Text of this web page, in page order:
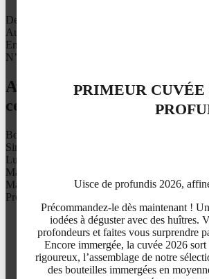
PRIMEUR CUVÉE
Uisce de profundis 2026,
Précommandez-le dès maintenant !
iodées à déguster avec des huîtres.
profondeurs et faites vous surprendre
Encore immergée, la cuvée 2026
rigoureux, l’assemblage de notre
des bouteilles immergées en
Devant un beau jardin, pour accompagner
Au coin de la cheminé, pour un moment
En compagnie de bons mets et de bons mots
N’importe où, c’est le whisky qui amène
Avec quelle personnalité
ce whisky ?
Boris Vian
Simone de Beauvoir
Lucchini
Marguerite Duras
Ma séléction
Profile aromatique